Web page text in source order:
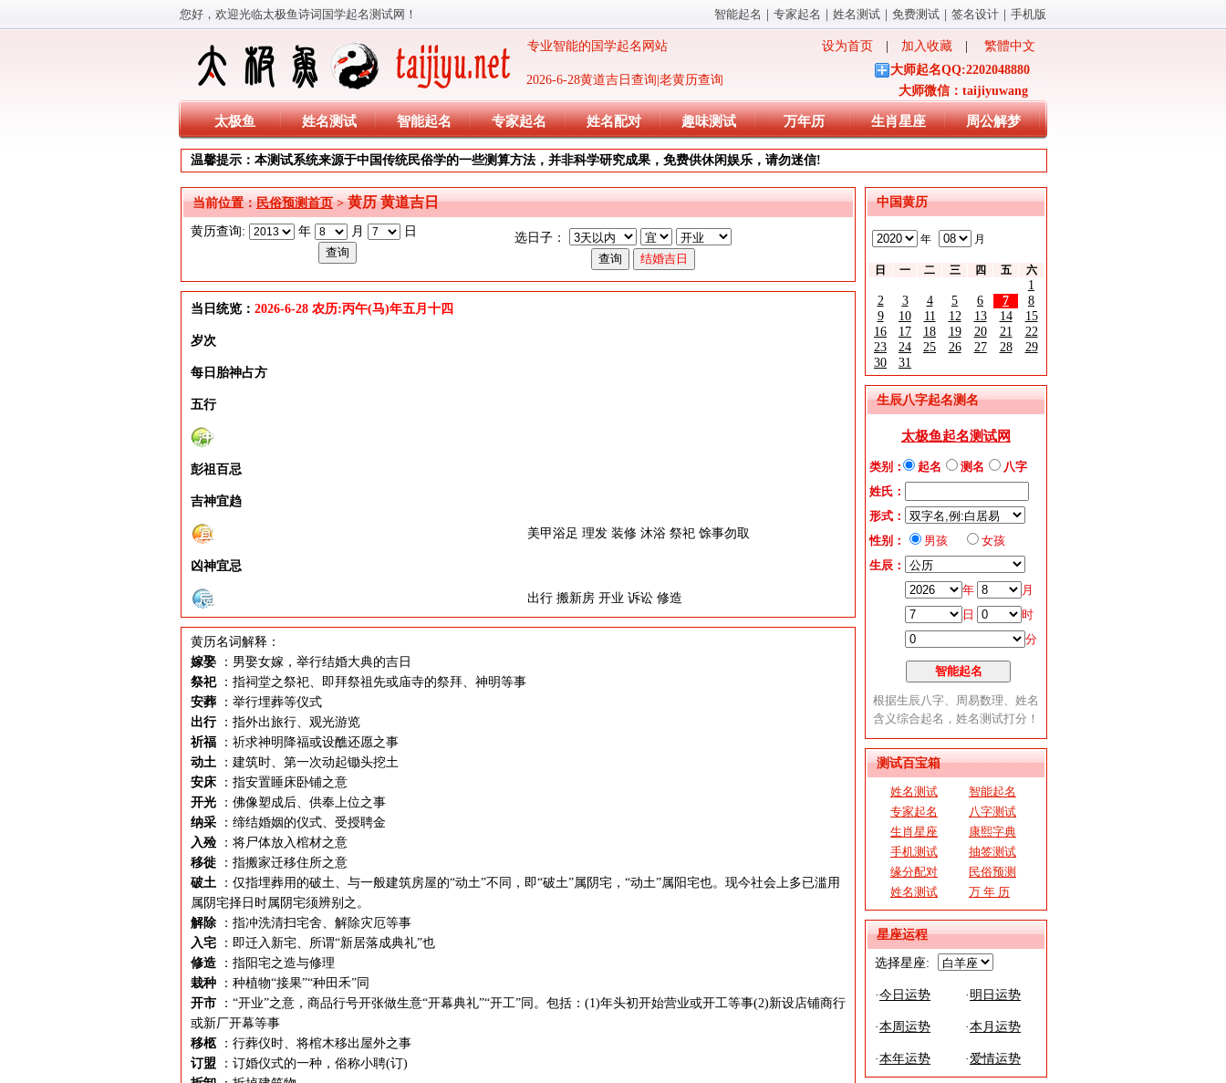
智能起名 ｜ 专家起名 ｜ 姓名测试 ｜ 免费测试 ｜ 签名设计 ｜ 手机版
您好，欢迎光临太极鱼诗词国学起名测试网！
2026-6-28黄道吉日查询|老黄历查询
专业智能的国学起名网站 设为首页 加入收藏
繁體中文
大师起名QQ:2202048880
大师微信：taijiyuwang
太极鱼 姓名测试 智能起名 专家起名 姓名配对 趣味测试 万年历 生肖星座 周公解梦
温馨提示：本测试系统来源于中国传统民俗学的一些测算方法，并非科学研究成果，免费供休闲娱乐，请勿迷信!
中国黄历
年 月
日 一 二 三 四 五 六
1
2
3 4 5 6 7
8
9
10 11 12 13 14
15
16
17 18 19 20 21
22
23
24 25 26 27 28
29
30
31
生辰八字起名测名
测试百宝箱
姓名测试
智能起名
专家起名
八字测试
生肖星座
康熙字典
手机测试
抽签测试
缘分配对
民俗预测
姓名测试
万 年 历
星座运程
选择星座:
·今日运势 · 明日运势
·本周运势 ·本月运势
·本年运势 ·爱情运势
当前位置：民俗预测首页>黄历 黄道吉日
黄历查询: 年 月 日 选日子：
当日统览： 2026-6-28 农历:丙午(马)年五月十四
岁次
每日胎神占方
五行
彭祖百忌
吉神宜趋
美甲浴足 理发 装修 沐浴 祭祀 馀事勿取
凶神宜忌
出行 搬新房 开业 诉讼 修造
黄历名词解释：
嫁娶
：男娶女嫁，举行结婚大典的吉日
祭祀 ：指祠堂之祭祀、即拜祭祖先或庙寺的祭拜、神明等事
安葬
：举行埋葬等仪式
出行 ：指外出旅行、观光游览
祈福
：祈求神明降福或设醮还愿之事
动土
：建筑时、第一次动起锄头挖土
安床
：指安置睡床卧铺之意
开光
：佛像塑成后、供奉上位之事
纳采
：缔结婚姻的仪式、受授聘金
入殓
：将尸体放入棺材之意
移徙
：指搬家迁移住所之意
破土
：仅指埋葬用的破土、与一般建筑房屋的“动土”不同，即“破土”属阴宅，“动土”属阳宅也。现今社会上多已滥用
属阴宅择日时属阴宅须辨别之。
解除
：指冲洗清扫宅舍、解除灾厄等事
入宅
：即迁入新宅、所谓“新居落成典礼”也
修造
：指阳宅之造与修理
栽种
：种植物“接果”“种田禾”同
开市
：“开业”之意，商品行号开张做生意“开幕典礼”“开工”同。包括：(1)年头初开始营业或开工等事(2)新设店铺商行
或新厂开幕等事
移柩
：行葬仪时、将棺木移出屋外之事
订盟
：订婚仪式的一种，俗称小聘(订)